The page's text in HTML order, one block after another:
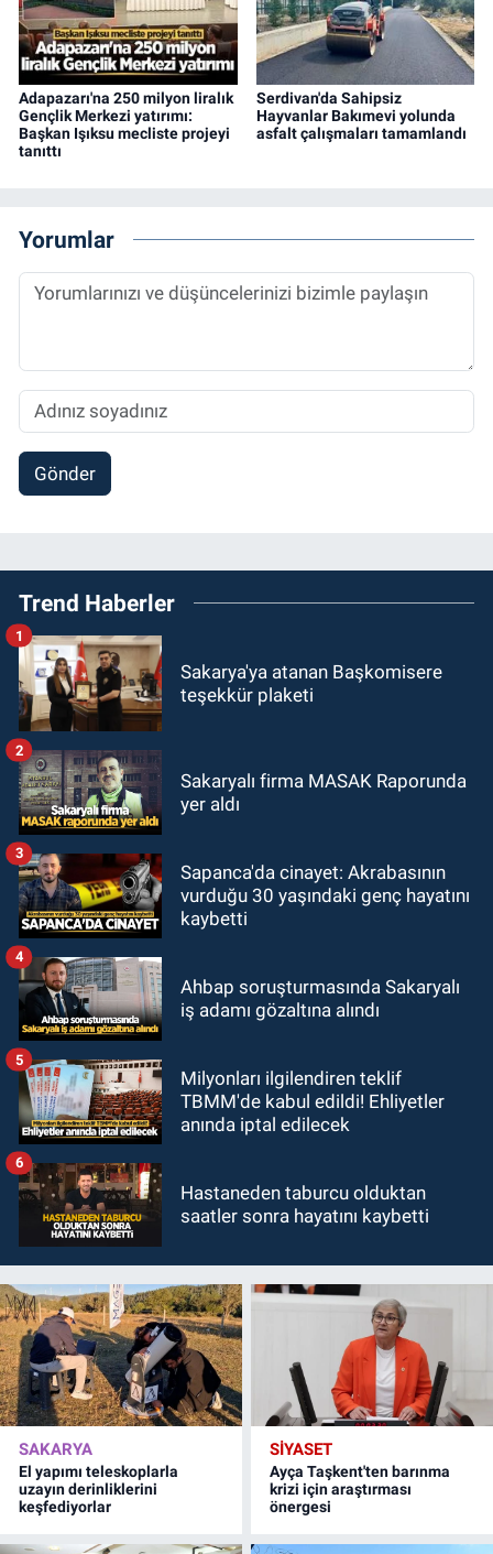
Adapazarı'na 250 milyon liralık
Gençlik Merkezi yatırımı:
Başkan Işıksu mecliste projeyi
tanıttı
Serdivan'da Sahipsiz
Hayvanlar Bakımevi yolunda
asfalt çalışmaları tamamlandı
Yorumlar
Gönder
Trend Haberler
Sakarya'ya atanan Başkomisere
teşekkür plaketi
1
Sakaryalı firma MASAK Raporunda
yer aldı
2
Sapanca'da cinayet: Akrabasının
vurduğu 30 yaşındaki genç hayatını
kaybetti
3
Ahbap soruşturmasında Sakaryalı
iş adamı gözaltına alındı
4
Milyonları ilgilendiren teklif
TBMM'de kabul edildi! Ehliyetler
anında iptal edilecek
5
Hastaneden taburcu olduktan
saatler sonra hayatını kaybetti
6
SAKARYA
El yapımı teleskoplarla
uzayın derinliklerini
keşfediyorlar
SİYASET
Ayça Taşkent'ten barınma
krizi için araştırması
önergesi